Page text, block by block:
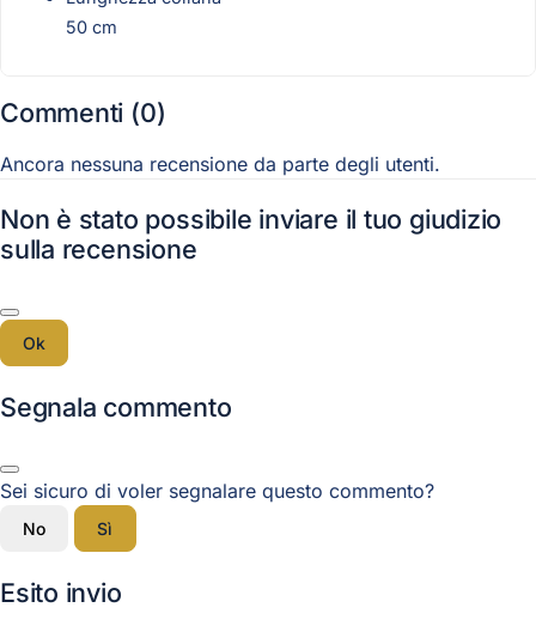
50 cm
Commenti (0)
Ancora nessuna recensione da parte degli utenti.
Non è stato possibile inviare il tuo giudizio
sulla recensione
Ok
Segnala commento
Sei sicuro di voler segnalare questo commento?
No Sì
Esito invio